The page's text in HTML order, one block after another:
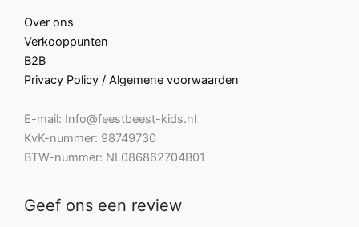
Over ons
Verkooppunten
B2B
Privacy Policy / Algemene voorwaarden
E-mail: Info@feestbeest-kids.nl
KvK-nummer: 98749730
BTW-nummer: NL086862704B01
Geef ons een review